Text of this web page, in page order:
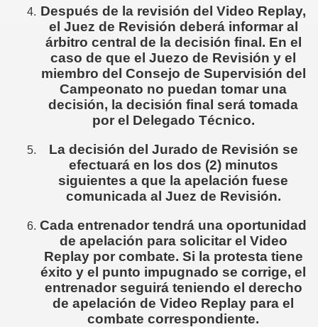
Después de la revisión del Video Replay,
el Juez de Revisión deberá informar al
árbitro central de la decisión final. En el
caso de que el Juezo de Revisión y el
miembro del Consejo de Supervisión del
Campeonato no puedan tomar una
decisión, la decisión final será tomada
por el Delegado Técnico.
La decisión del Jurado de Revisión se
efectuará en los dos (2) minutos
siguientes a que la apelación fuese
comunicada al Juez de Revisión.
Cada entrenador tendrá una oportunidad
de apelación para solicitar el Video
Replay por combate. Si la protesta tiene
éxito y el punto impugnado se corrige, el
entrenador seguirá teniendo el derecho
de apelación de Video Replay para el
combate correspondiente.